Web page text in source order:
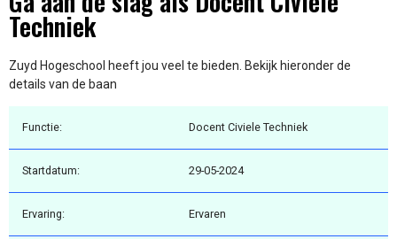
Techniek
Zuyd Hogeschool heeft jou veel te bieden. Bekijk hieronder de
details van de baan
Functie: Docent Civiele Techniek
Startdatum: 29-05-2024
Ervaring: Ervaren